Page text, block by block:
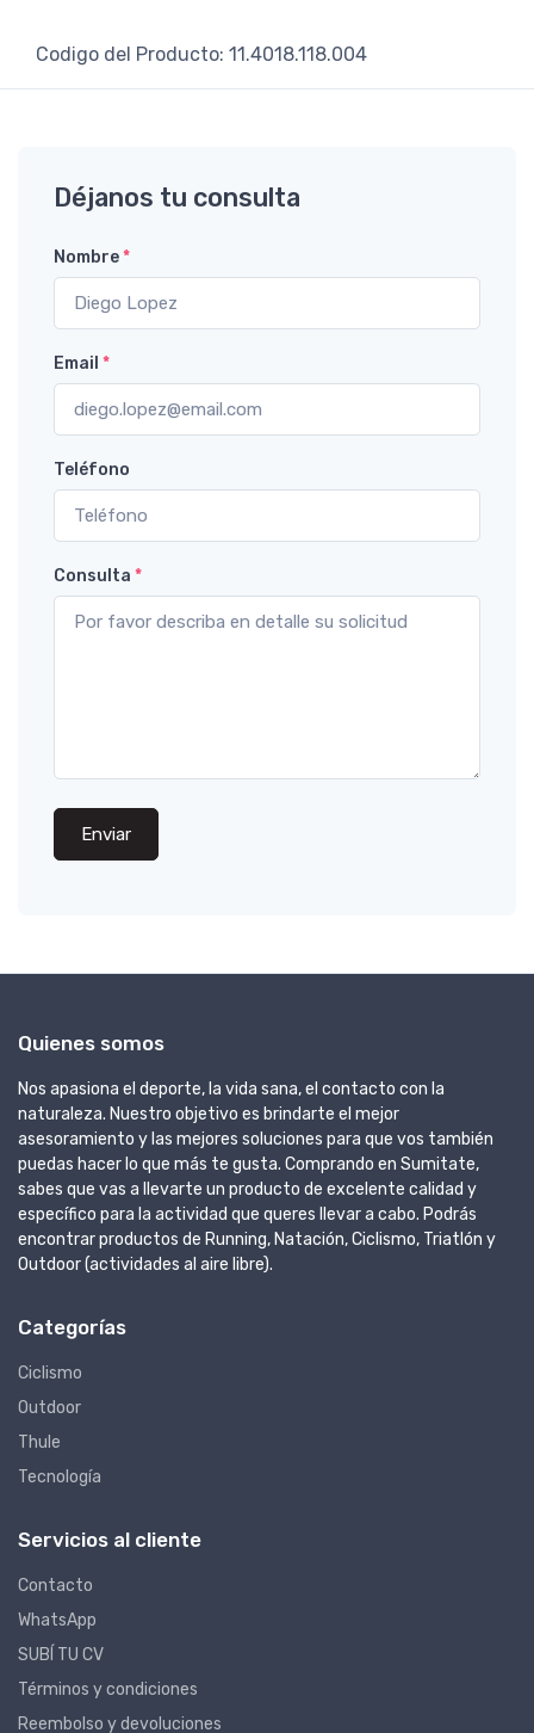
Codigo del Producto: 11.4018.118.004
Déjanos tu consulta
Nombre*
Email *
Teléfono
Consulta *
Enviar
Quienes somos
Nos apasiona el deporte, la vida sana, el contacto con la
naturaleza. Nuestro objetivo es brindarte el mejor
asesoramiento y las mejores soluciones para que vos también
puedas hacer lo que más te gusta. Comprando en Sumitate,
sabes que vas a llevarte un producto de excelente calidad y
específico para la actividad que queres llevar a cabo. Podrás
encontrar productos de Running, Natación, Ciclismo, Triatlón y
Outdoor (actividades al aire libre).
Categorías
Ciclismo
Outdoor
Thule
Tecnología
Servicios al cliente
Contacto
WhatsApp
SUBÍ TU CV
Términos y condiciones
Reembolso y devoluciones